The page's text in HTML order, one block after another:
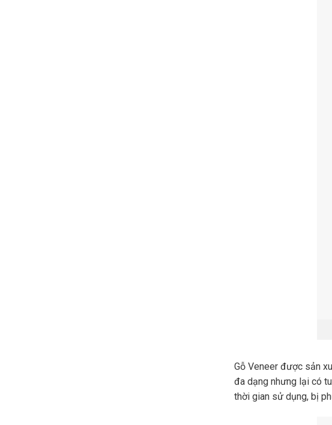
Gỗ Veneer được sản
đa dạng nhưng lại có
thời gian sử dụng, bị